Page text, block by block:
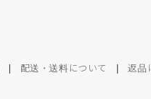
配送・送料について 返品